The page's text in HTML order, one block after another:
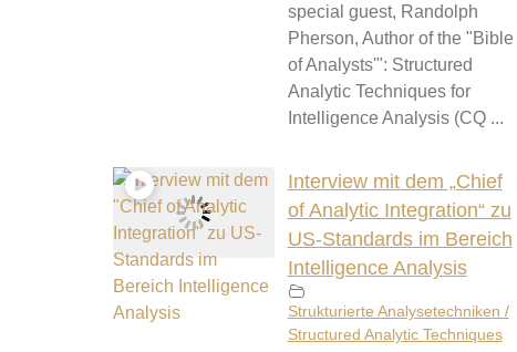
special guest, Randolph
Pherson, Author of the "Bible
of Analysts'": Structured
Analytic Techniques for
Intelligence Analysis (CQ ...
Interview mit dem „Chief
of Analytic Integration“ zu
US-Standards im Bereich
Intelligence Analysis
Strukturierte Analysetechniken /
Structured Analytic Techniques